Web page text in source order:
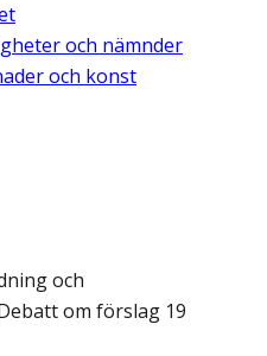
och nämnder
och konst
och
om förslag 19